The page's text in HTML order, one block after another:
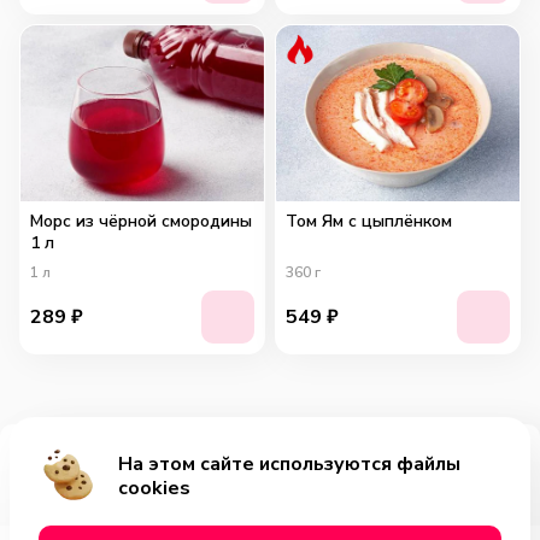
Добавить за 599₽
Морс из чёрной смородины
1 л
1 л
289 ₽
Том Ям с цыплёнком
360 г
549 ₽
На этом сайте используются файлы
cookies